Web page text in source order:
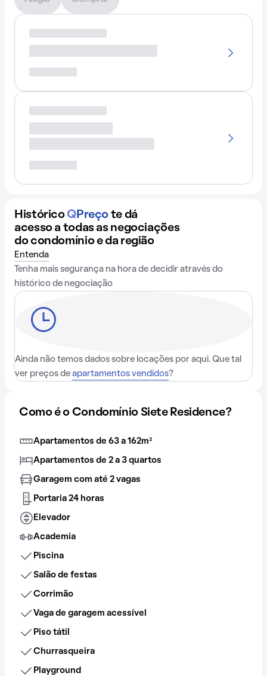
Histórico QPreço te dá
acesso a todas as negociações
do condomínio e da região
Entenda
Tenha mais segurança na hora de decidir através do
histórico de negociação
Ainda não temos dados sobre locações por aqui. Que tal
ver preços de apartamentos vendidos?
Como é o Condomínio Siete Residence?
Apartamentos de 63 a 162m²
Apartamentos de 2 a 3 quartos
Garagem com até 2 vagas
Portaria 24 horas
Elevador
Academia
Piscina
Salão de festas
Corrimão
Vaga de garagem acessível
Piso tátil
Churrasqueira
Playground